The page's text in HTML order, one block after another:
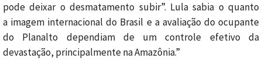
pode deixar o desmatamento subir”. Lula sabia o quanto
a imagem internacional do Brasil e a avaliação do ocupante
do Planalto dependiam de um controle efetivo da
devastação, principalmente na Amazônia.”